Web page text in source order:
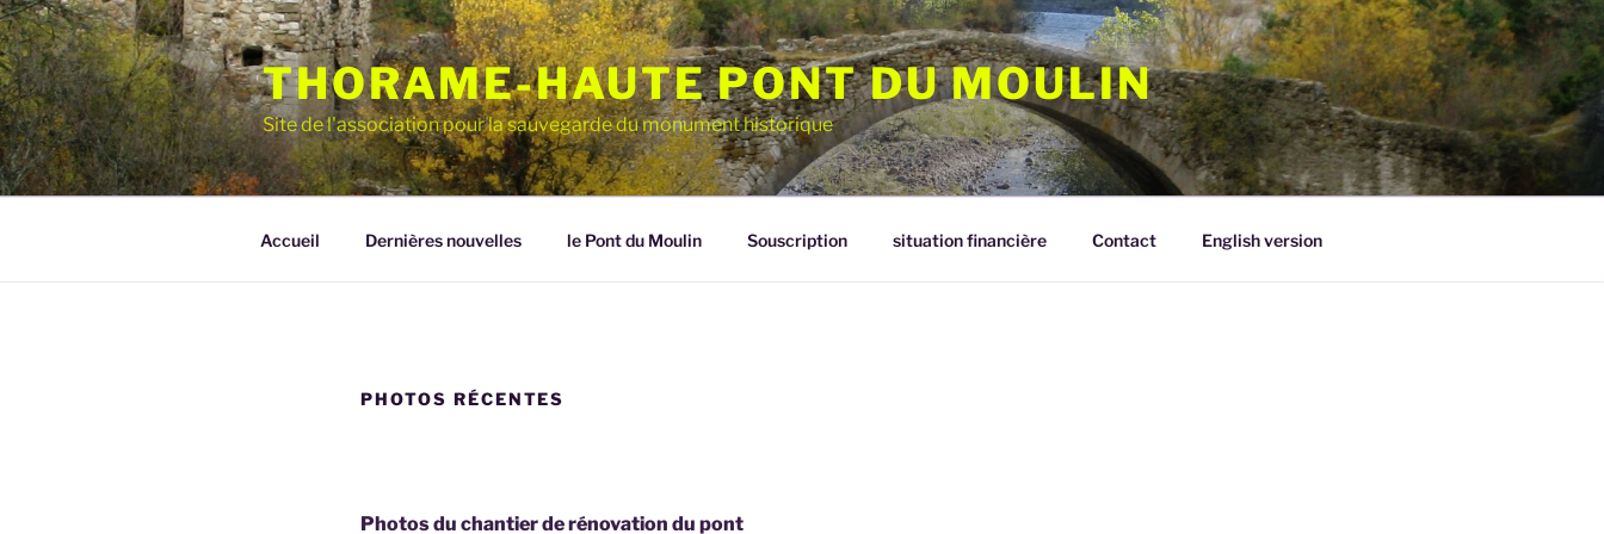
Aller
au
contenu
principal
THORAME-HAUTE PONT DU MOULIN
Site de l'association pour la sauvegarde du monument historique
Accueil Dernières nouvelles le Pont du Moulin Souscription situation financière Contact English version
PHOTOS RÉCENTES
Photos du chantier de rénovation du pont